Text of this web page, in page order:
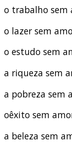
o trabalho sem
o lazer sem
o estudo sem
a riqueza sem
a pobreza sem
oêxito sem
a beleza sem